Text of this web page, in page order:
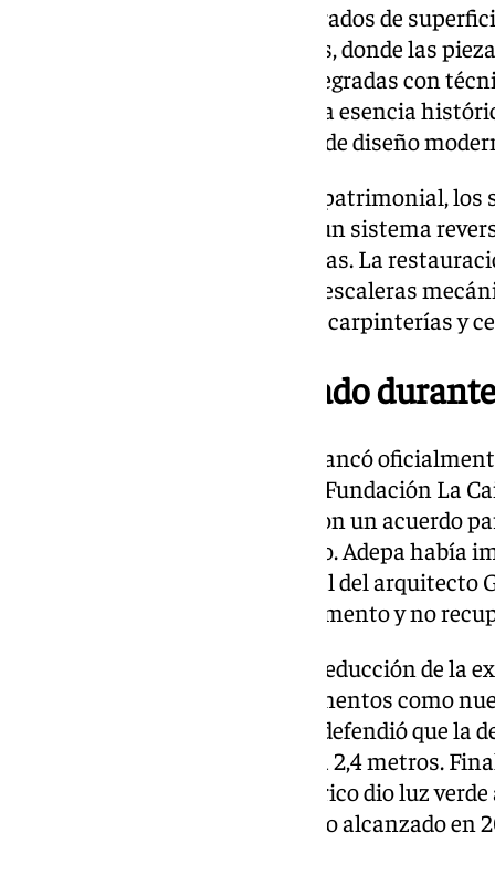
Con más de 7.000 metros cuadrados de
grandes naves de ladrillo y arcos, donde las
sustituido por otras nuevas integradas con
original. El resultado combina la esencia
como una sala de exposiciones de diseño
En los espacios de mayor valor patrimonial,
placas alveolares sobre albero, un sistema
del lugar como astillero de galeras. La
modernas —pilotes, cubiertas, escaleras
elementos originales, incluidas carpinterías y
Un proyecto enquistado
El proceso de rehabilitación arrancó
de bloqueo. En 2017 la Junta, la Fundación La
conservacionista Adepa firmaron un acuerdo
proyecto, entonces judicializado. Adepa había
considerar que el diseño original del arquitecto
alteraba la fisonomía del monumento y no
Las críticas se centraron en la reducción de la
como en la introducción de elementos como
escaleras mecánicas. La Junta defendió que la
se debió a la detección de agua a 2,4 metros.
Provincial de Patrimonio Histórico dio luz
modificaciones fruto del acuerdo alcanzado en